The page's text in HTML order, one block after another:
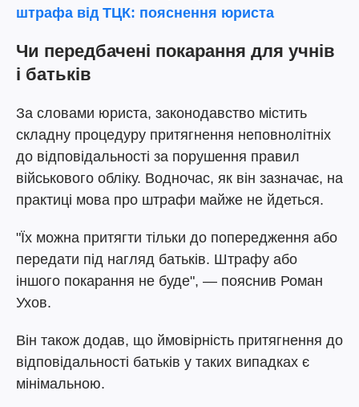
штрафа від ТЦК: пояснення юриста
Чи передбачені покарання для учнів
і батьків
За словами юриста, законодавство містить
складну процедуру притягнення неповнолітніх
до відповідальності за порушення правил
військового обліку. Водночас, як він зазначає, на
практиці мова про штрафи майже не йдеться.
"Їх можна притягти тільки до попередження або
передати під нагляд батьків. Штрафу або
іншого покарання не буде", — пояснив Роман
Ухов.
Він також додав, що ймовірність притягнення до
відповідальності батьків у таких випадках є
мінімальною.